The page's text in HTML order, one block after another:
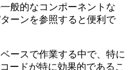
般的なコンポーネントな
ーンを参照すると便利で
ースで作業する中で、特に
ードが特に効果的であるこ